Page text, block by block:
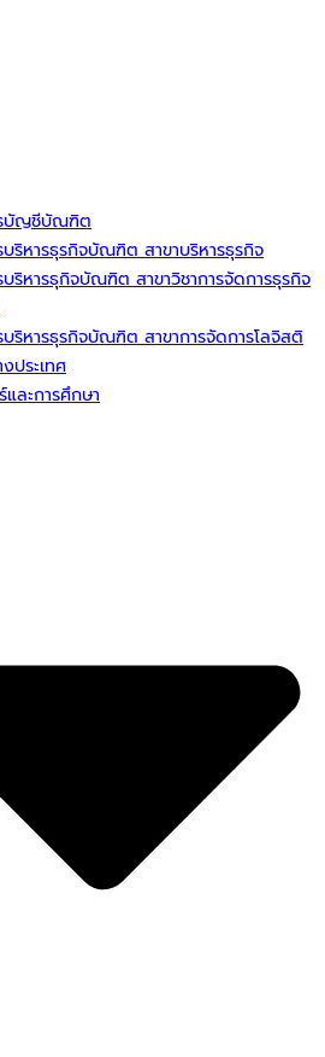
บัญชีบัณฑิต
ริหารธุรกิจบัณฑิต สาขาบริหารธุรกิจ
ริหารธุกิจบัณฑิต สาขาวิชาการจัดการธุรกิจ
ริหารธุรกิจบัณฑิต สาขาการจัดการโลจิสติ
ประเทศ
ละการศึกษา